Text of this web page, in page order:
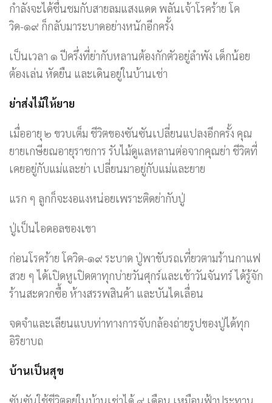
กำลังจะได้ชื่นชมกับสายลมแสงแดด พลันเจ้าโรคร้าย โค
วิด-๑๙ ก็กลับมาระบาดอย่างหนักอีกครั้ง
เป็นเวลา ๑ ปีครึ่งที่ย่ากับหลานต้องกักตัวอยู่ลำพัง เด็กน้อย
ต้องเล่น หัดยืน และเดินอยู่ในบ้านเช่า
ย่าส่งไม้ให้ยาย
เมื่ออายุ ๒ ขวบเต็ม ชีวิตของซันซันเปลี่ยนแปลงอีกครั้ง คุณ
ยายเกษียณอายุราชการ รับไม้ดูแลหลานต่อจากคุณย่า ชีวิตที่
เคยอยู่กับแม่และย่า เปลี่ยนมาอยู่กับแม่และยาย
แรก ๆ ลูกก็จะงอแงหน่อยเพราะติดย่ากับปู่
ปู่เป็นไอดอลของเขา
ก่อนโรคร้าย โควิด-๑๙ ระบาด ปู่พาขับรถเที่ยวตามร้านกาแฟ
สวย ๆ ได้เปิดหูเปิดตาทุกบ่ายวันศุกร์และเช้าวันจันทร์ ได้รู้จัก
ร้านสะดวกซื้อ ห้างสรรพสินค้า และบันไดเลื่อน
จดจำและเลียนแบบท่าทางการจับกล้องถ่ายรูปของปู่ได้ทุก
อิริยาบถ
บ้านเป็นสุข